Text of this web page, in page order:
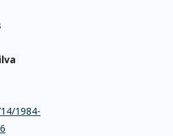
1984-